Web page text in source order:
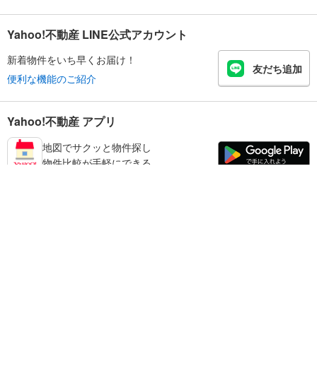
Yahoo!不動産 LINE公式アカウント
新着物件をいち早くお届け！
便利な機能のご紹介
友だち追加
Yahoo!不動産 アプリ
地図でサクッと物件探し
物件比較が手軽にできる